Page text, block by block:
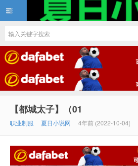
夏日小说
【都城太子】（01
职业制服 夏日小说网 4年前 (2022-10-04)